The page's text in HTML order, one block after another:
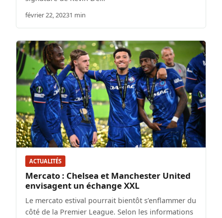
février 22, 20231 min
ACTUALITÉS
Mercato : Chelsea et Manchester United
envisagent un échange XXL
Le mercato estival pourrait bientôt s’enflammer du
côté de la Premier League. Selon les informations